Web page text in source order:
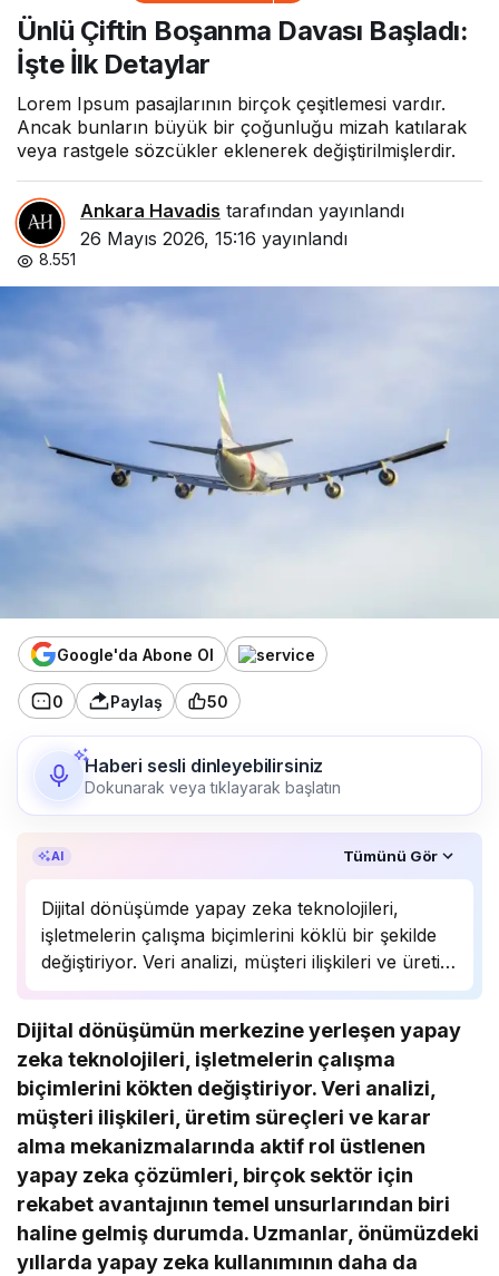
Başladı: İşte İlk
Detaylar
Ünlü Çiftin Boşanma Davası Başladı:
İşte İlk Detaylar
Lorem Ipsum pasajlarının birçok çeşitlemesi vardır.
Ancak bunların büyük bir çoğunluğu mizah katılarak
veya rastgele sözcükler eklenerek değiştirilmişlerdir.
Ankara Havadis tarafından yayınlandı
26 Mayıs 2026, 15:16 yayınlandı
8.551
Google'da Abone Ol
0 Paylaş 50
Haberi sesli dinleyebilirsiniz
Dokunarak veya tıklayarak başlatın
AI Tümünü Gör
Dijital dönüşümde yapay zeka teknolojileri,
işletmelerin çalışma biçimlerini köklü bir şekilde
değiştiriyor. Veri analizi, müşteri ilişkileri ve üretim
süreçlerinde önemli bir rol oynayan yapay zeka,
Uzmanlar, bu teknolojinin önümüzdeki yıllarda
daha da yaygınlaşarak…
Dijital dönüşümün merkezine yerleşen yapay
zeka teknolojileri, işletmelerin çalışma
biçimlerini kökten değiştiriyor. Veri analizi,
müşteri ilişkileri, üretim süreçleri ve karar
alma mekanizmalarında aktif rol üstlenen
yapay zeka çözümleri, birçok sektör için
rekabet avantajının temel unsurlarından biri
haline gelmiş durumda. Uzmanlar, önümüzdeki
yıllarda yapay zeka kullanımının daha da